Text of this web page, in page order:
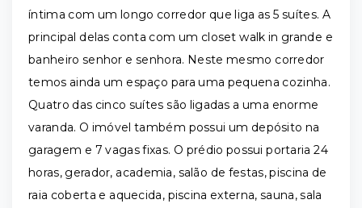
íntima com um longo corredor que liga as 5 suítes. A
principal delas conta com um closet walk in grande e
banheiro senhor e senhora. Neste mesmo corredor
temos ainda um espaço para uma pequena cozinha.
Quatro das cinco suítes são ligadas a uma enorme
varanda. O imóvel também possui um depósito na
garagem e 7 vagas fixas. O prédio possui portaria 24
horas, gerador, academia, salão de festas, piscina de
raia coberta e aquecida, piscina externa, sauna, sala